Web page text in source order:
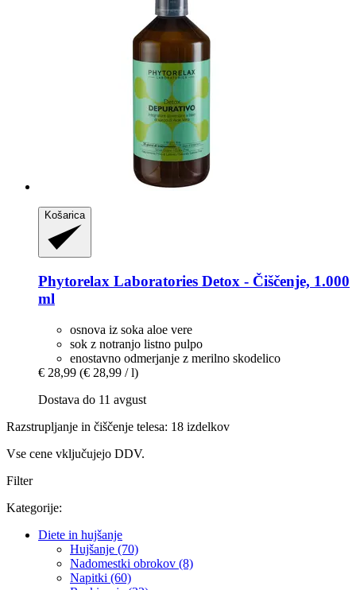
Košarica
Phytorelax Laboratories Detox -​ Čiščenje, 1.000
ml
osnova iz soka aloe vere
sok z notranjo listno pulpo
enostavno odmerjanje z merilno skodelico
€ 28,99 (€ 28,99 / l)
Dostava do 11 avgust
Razstrupljanje in čiščenje telesa: 18 izdelkov
Vse cene vključujejo DDV.
Filter
Kategorije:
Diete in hujšanje
Hujšanje (70)
Nadomestki obrokov (8)
Napitki (60)